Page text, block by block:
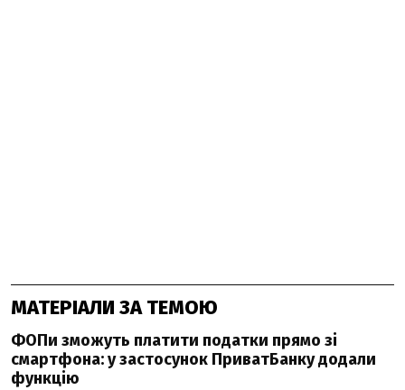
МАТЕРІАЛИ ЗА ТЕМОЮ
ФОПи зможуть платити податки прямо зі
смартфона: у застосунок ПриватБанку додали
функцію